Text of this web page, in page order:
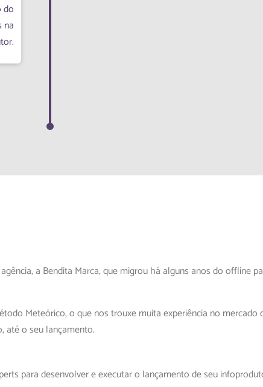
do
na
a Bendita Marca, que migrou há alguns anos do offline
Meteórico, o que nos trouxe muita experiência no mercado
até o seu lançamento.
para desenvolver e executar o lançamento de seu